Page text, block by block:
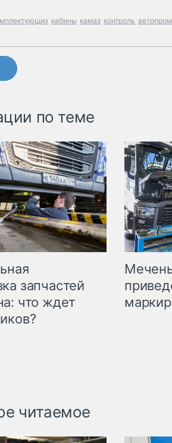
кабины камаз контроль автопром
по теме
запчастей
что ждет
читаемое